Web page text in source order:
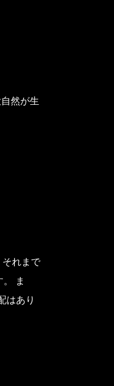
然が生
れまで
ま
はあり